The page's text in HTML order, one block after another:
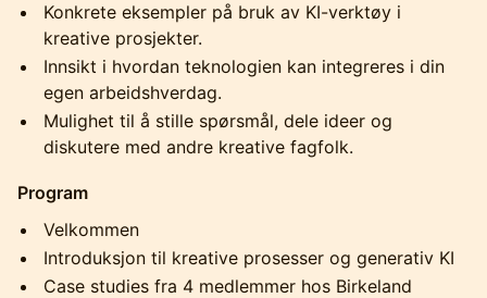
Konkrete eksempler på bruk av KI-verktøy i
kreative prosjekter.
Innsikt i hvordan teknologien kan integreres i din
egen arbeidshverdag.
Mulighet til å stille spørsmål, dele ideer og
diskutere med andre kreative fagfolk.
Program
Velkommen
Introduksjon til kreative prosesser og generativ KI
Case studies fra 4 medlemmer hos Birkeland